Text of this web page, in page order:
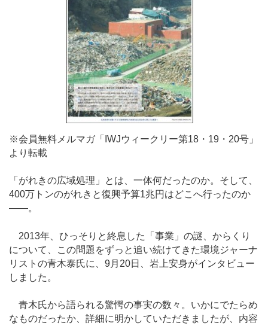
※会員無料メルマガ「IWJウィークリー第18・19・20号」
より転載
「がれきの広域処理」とは、一体何だったのか。そして、
400万トンのがれきと復興予算1兆円はどこへ行ったのか
――。
2013年、ひっそりと終息した「事業」の謎、からくり
について、この問題をずっと追い続けてきた環境ジャーナ
リストの青木泰氏に、9月20日、岩上安身がインタビュー
しました。
青木氏から語られる驚愕の事実の数々。いかにでたらめ
なものだったか、詳細に明かしていただきましたが、内容